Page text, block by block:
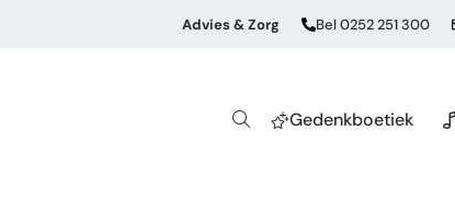
Advies & Zorg Bel 0252 251 300
Gedenkboetiek